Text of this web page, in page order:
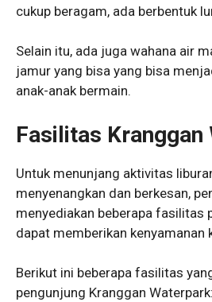
cukup beragam, ada berbentuk
Selain itu, ada juga wahana air
jamur yang bisa yang bisa
anak-anak bermain.
Fasilitas Kranggan
Untuk menunjang aktivitas
menyenangkan dan berkesan,
menyediakan beberapa fasilitas
dapat memberikan kenyamanan
Berikut ini beberapa fasilitas
pengunjung Kranggan Waterpark: